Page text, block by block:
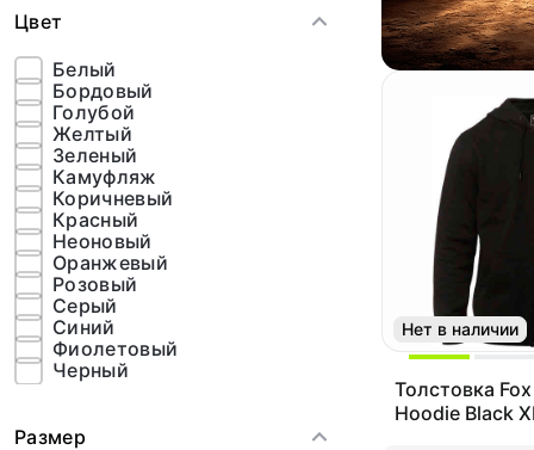
Цвет
Белый
Бордовый
Голубой
Желтый
Зеленый
Камуфляж
Коричневый
Красный
Неоновый
Оранжевый
Розовый
Серый
Синий
Фиолетовый
Черный
Размер
Нет в наличии
Толстовка
Hoodie Black